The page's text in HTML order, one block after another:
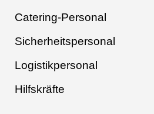
Catering-Personal
Sicherheitspersonal
Logistikpersonal
Hilfskräfte